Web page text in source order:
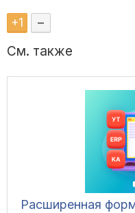
+1 –
См. также
Расширенная